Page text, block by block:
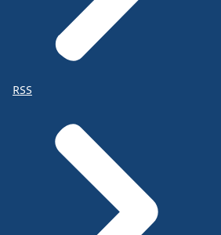
RSS